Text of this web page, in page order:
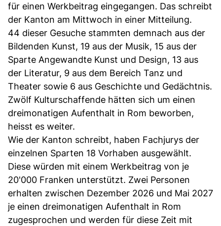
für einen Werkbeitrag eingegangen. Das schreibt
der Kanton am Mittwoch in einer Mitteilung.
44 dieser Gesuche stammten demnach aus der
Bildenden Kunst, 19 aus der Musik, 15 aus der
Sparte Angewandte Kunst und Design, 13 aus
der Literatur, 9 aus dem Bereich Tanz und
Theater sowie 6 aus Geschichte und Gedächtnis.
Zwölf Kulturschaffende hätten sich um einen
dreimonatigen Aufenthalt in Rom beworben,
heisst es weiter.
Wie der Kanton schreibt, haben Fachjurys der
einzelnen Sparten 18 Vorhaben ausgewählt.
Diese würden mit einem Werkbeitrag von je
20'000 Franken unterstützt. Zwei Personen
erhalten zwischen Dezember 2026 und Mai 2027
je einen dreimonatigen Aufenthalt in Rom
zugesprochen und werden für diese Zeit mit